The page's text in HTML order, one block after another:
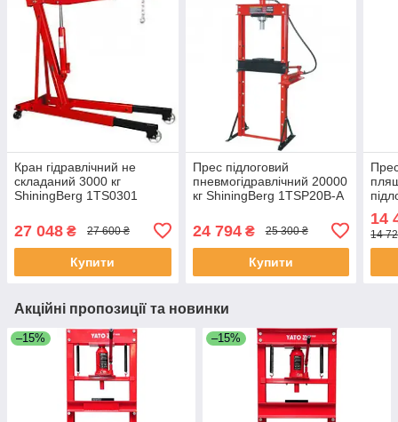
Кран гідравлічний не
складаний 3000 кг
ShiningBerg 1TS0301
27 048 ₴ 27 600 ₴
Купити
Прес підлоговий
пневмогідравлічний 20000
кг ShiningBerg 1TSP20B-A
24 794₴ 25 300 ₴
Купити
14
14
Акційні пропозиції та новинки
–15% –15%